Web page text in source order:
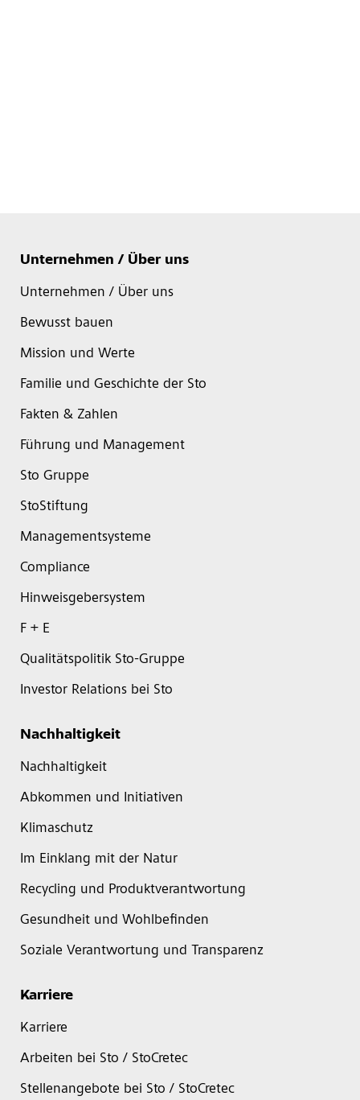
Unternehmen / Über uns
Unternehmen / Über uns
Bewusst bauen
Mission und Werte
Familie und Geschichte der Sto
Fakten & Zahlen
Führung und Management
Sto Gruppe
StoStiftung
Managementsysteme
Compliance
Hinweisgebersystem
F + E
Qualitätspolitik Sto-Gruppe
Investor Relations bei Sto
Nachhaltigkeit
Nachhaltigkeit
Abkommen und Initiativen
Klimaschutz
Im Einklang mit der Natur
Recycling und Produktverantwortung
Gesundheit und Wohlbefinden
Soziale Verantwortung und Transparenz
Karriere
Karriere
Arbeiten bei Sto / StoCretec
Stellenangebote bei Sto / StoCretec